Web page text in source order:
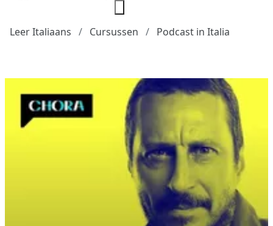
Leer Italiaans Cursussen Podcast in Italia